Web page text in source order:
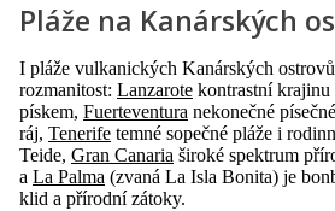
Pláže na Kanárských
I pláže vulkanických Kanárských
rozmanitost: Lanzarote kontrastní
pískem, Fuerteventura nekonečné
ráj, Tenerife temné sopečné pláže i
Teide, Gran Canaria široké spektrum
a La Palma (zvaná La Isla Bonita) je
klid a přírodní zátoky.